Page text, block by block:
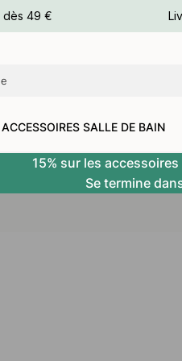
dès 49 €
ACCESSOIRES SALLE DE BAIN
15% sur les
Se termine